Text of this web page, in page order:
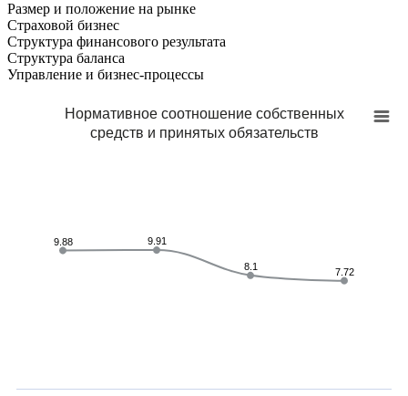
Размер и положение на рынке
Страховой бизнес
Структура финансового результата
Cтруктура баланса
Управление и бизнес-процессы
Нормативное соотношение собственных
средств и принятых обязательств
9.88
9.88 9.91
9.91
8.1
8.1 7.72
7.72